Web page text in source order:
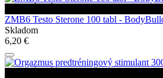
ZMB6 Testo Sterone 100 tabl -
Skladom
6,20 €